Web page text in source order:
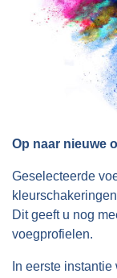
Op naar nieuwe
Geselecteerde
Dit geeft u nog
voegprofielen.
In eerste